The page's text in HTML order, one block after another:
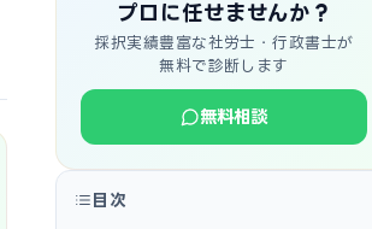
プロに任せませんか？
採択実績豊富な社労士・行政書士が
無料で診断します
無料相談
目次